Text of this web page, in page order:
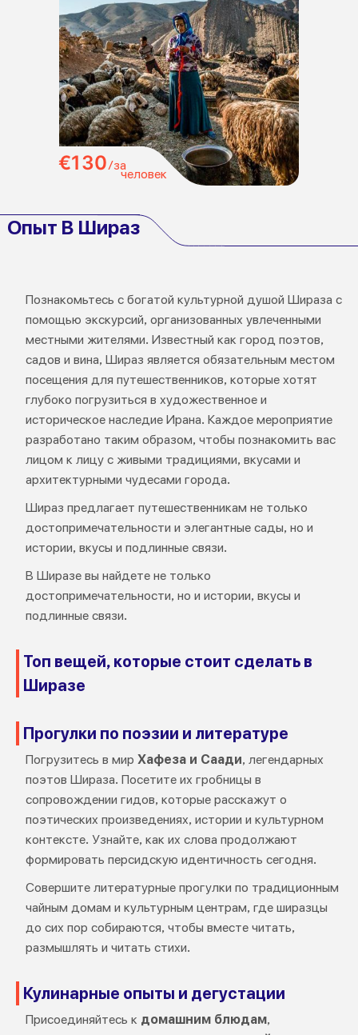
€130/за
человек
Опыт В Шираз
Познакомьтесь с богатой культурной душой Шираза с
помощью экскурсий, организованных увлеченными
местными жителями. Известный как город поэтов,
садов и вина, Шираз является обязательным местом
посещения для путешественников, которые хотят
глубоко погрузиться в художественное и
историческое наследие Ирана. Каждое мероприятие
разработано таким образом, чтобы познакомить вас
лицом к лицу с живыми традициями, вкусами и
архитектурными чудесами города.
Шираз предлагает путешественникам не только
достопримечательности и элегантные сады, но и
истории, вкусы и подлинные связи.
В Ширазе вы найдете не только
достопримечательности, но и истории, вкусы и
подлинные связи.
Топ вещей, которые стоит сделать в
Ширазе
Прогулки по поэзии и литературе
Погрузитесь в мир Хафеза и Саади, легендарных
поэтов Шираза. Посетите их гробницы в
сопровождении гидов, которые расскажут о
поэтических произведениях, истории и культурном
контексте. Узнайте, как их слова продолжают
формировать персидскую идентичность сегодня.
Совершите литературные прогулки по традиционным
чайным домам и культурным центрам, где ширазцы
до сих пор собираются, чтобы вместе читать,
размышлять и читать стихи.
Кулинарные опыты и дегустации
Присоединяйтесь к домашним блюдам,